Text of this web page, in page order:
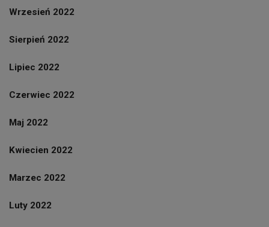
Wrzesień 2022
Sierpień 2022
Lipiec 2022
Czerwiec 2022
Maj 2022
Kwiecien 2022
Marzec 2022
Luty 2022